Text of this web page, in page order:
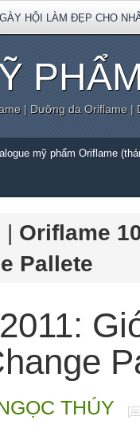
HỘI LÀM ĐẸP CHO
| Dưỡng da Oriflame
mỹ phẩm Oriflame
| Oriflame
Pallete
THÚY